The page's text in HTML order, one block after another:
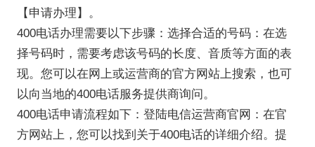
【申请办理】。
400电话办理需要以下步骤：选择合适的号码：在选
择号码时，需要考虑该号码的长度、音质等方面的表
现。您可以在网上或运营商的官方网站上搜索，也可
以向当地的400电话服务提供商询问。
400电话申请流程如下：登陆电信运营商官网：在官
方网站上，您可以找到关于400电话的详细介绍。提